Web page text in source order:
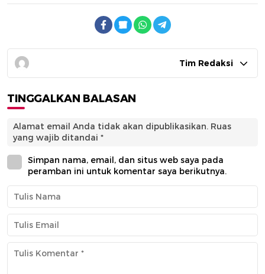
Tim Redaksi
TINGGALKAN BALASAN
Alamat email Anda tidak akan dipublikasikan. Ruas
yang wajib ditandai *
Simpan nama, email, dan situs web saya pada
peramban ini untuk komentar saya berikutnya.